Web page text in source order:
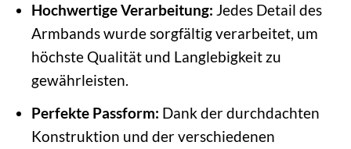
Hochwertige Verarbeitung: Jedes Detail des
Armbands wurde sorgfältig verarbeitet, um
höchste Qualität und Langlebigkeit zu
gewährleisten.
Perfekte Passform: Dank der durchdachten
Konstruktion und der verschiedenen